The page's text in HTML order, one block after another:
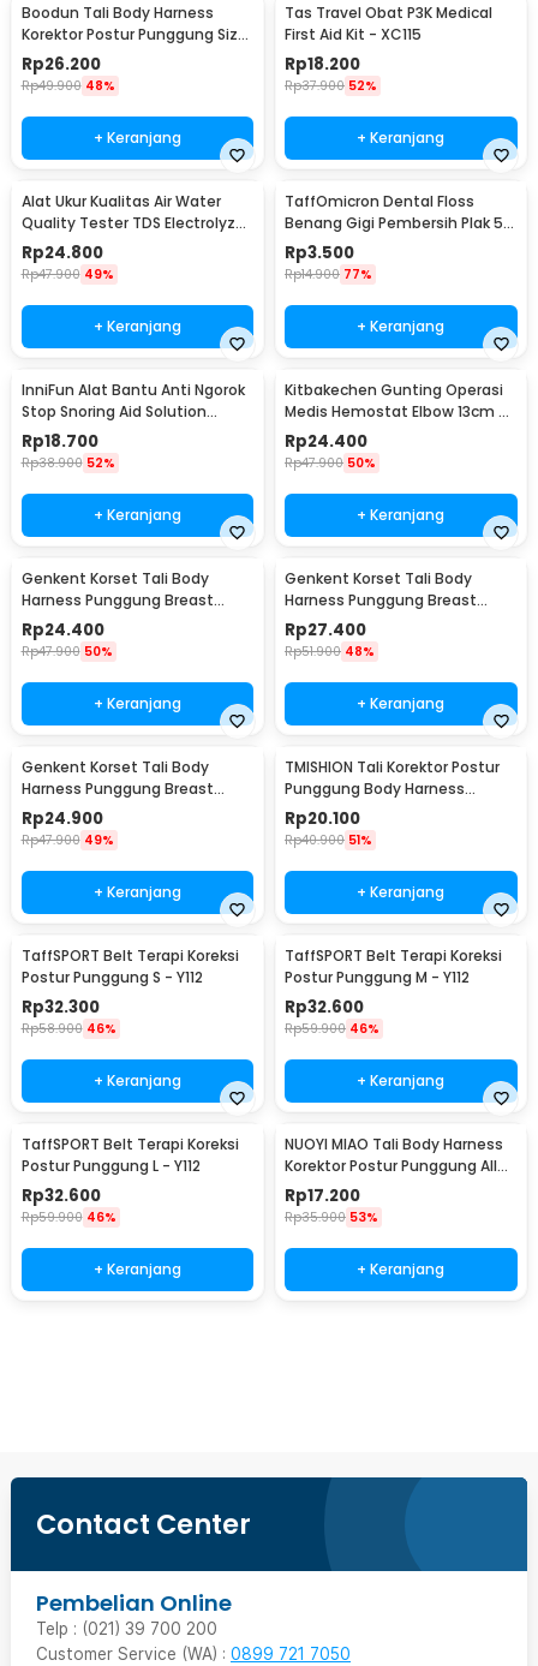
Boodun Tali Body Harness
Korektor Postur Punggung Size
M - BBJ-15
Rp26.200
Rp49.900 48%
+ Keranjang
Tas Travel Obat P3K Medical
First Aid Kit - XC115
Rp18.200
Rp37.900 52%
+ Keranjang
Alat Ukur Kualitas Air Water
Quality Tester TDS Electrolyzer
- JJ2850
Rp24.800
Rp47.900 49%
+ Keranjang
TaffOmicron Dental Floss
Benang Gigi Pembersih Plak 50
PCS - LMT-558
Rp3.500
Rp14.900 77%
+ Keranjang
InniFun Alat Bantu Anti Ngorok
Stop Snoring Aid Solution
Tongue Guard - G7G40
Rp18.700
Rp38.900 52%
+ Keranjang
Kitbakechen Gunting Operasi
Medis Hemostat Elbow 13cm -
J4-682
Rp24.400
Rp47.900 50%
+ Keranjang
Genkent Korset Tali Body
Harness Punggung Breast
Support S - BBJ-16
Rp24.400
Rp47.900 50%
+ Keranjang
Genkent Korset Tali Body
Harness Punggung Breast
Support M - BBJ-16
Rp27.400
Rp51.900 48%
+ Keranjang
Genkent Korset Tali Body
Harness Punggung Breast
Support L - BBJ-16
Rp24.900
Rp47.900 49%
+ Keranjang
TMISHION Tali Korektor Postur
Punggung Body Harness
Posture Corrector - BBJ-16
Rp20.100
Rp40.900 51%
+ Keranjang
TaffSPORT Belt Terapi Koreksi
Postur Punggung S - Y112
Rp32.300
Rp58.900 46%
+ Keranjang
TaffSPORT Belt Terapi Koreksi
Postur Punggung M - Y112
Rp32.600
Rp59.900 46%
+ Keranjang
TaffSPORT Belt Terapi Koreksi
Postur Punggung L - Y112
Rp32.600
Rp59.900 46%
+ Keranjang
NUOYI MIAO Tali Body Harness
Korektor Postur Punggung All
Size - NY-15
Rp17.200
Rp35.900 53%
+ Keranjang
Contact Center
Pembelian Online
Telp : (021) 39 700 200
Customer Service (WA) : 0899 721 7050